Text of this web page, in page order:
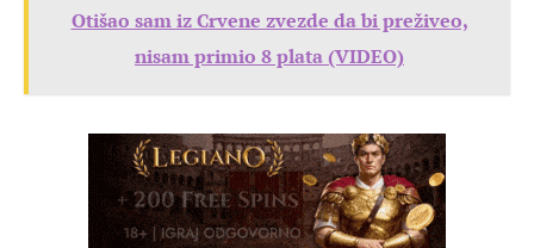
Otišao sam iz Crvene zvezde da bi preživeo,
nisam primio 8 plata (VIDEO)